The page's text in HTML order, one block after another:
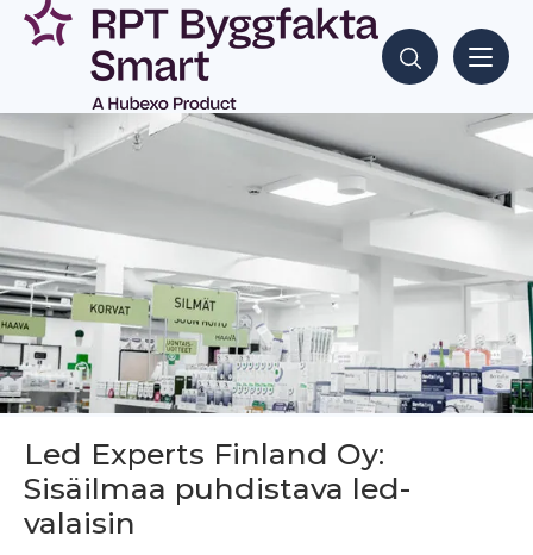
Siirry
sisältöön
Hae sisältöjä
Led Experts Finland Oy:
Sisäilmaa puhdistava led-
valaisin